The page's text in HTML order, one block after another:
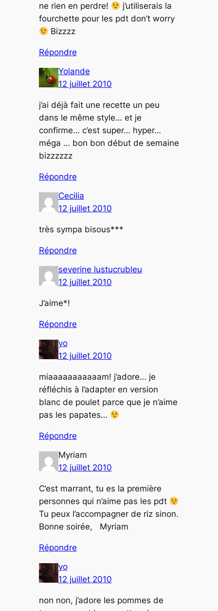
ne rien en perdre!
j’utiliserais la
fourchette pour les pdt don’t worry
Bizzzz
Répondre
Yolande
12 juillet 2010
j’ai déjà fait une recette un peu
dans le même style… et je
confirme… c’est super… hyper…
méga … bon bon début de semaine
bizzzzzz
Répondre
Cecilia
12 juillet 2010
très sympa bisous***
Répondre
severine lustucrubleu
12 juillet 2010
J’aime*!
Répondre
yo
12 juillet 2010
miaaaaaaaaaaam! j’adore… je
réfléchis à l’adapter en version
blanc de poulet parce que je n’aime
pas les papates…
Répondre
Myriam
12 juillet 2010
C’est marrant, tu es la première
personnes qui n’aime pas les pdt
Tu peux l’accompagner de riz sinon.
Bonne soirée, Myriam
Répondre
yo
12 juillet 2010
non non, j’adore les pommes de